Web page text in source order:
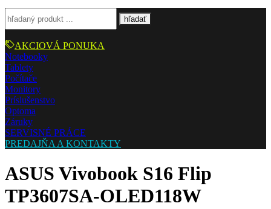
hľadať
AKCIOVÁ PONUKA
Notebooky
Tablety
Počítače
Monitory
Príslušenstvo
Optoma
Záruky
SERVISNÉ PRÁCE
PREDAJŇA A KONTAKTY
ASUS Vivobook S16 Flip
TP3607SA-OLED118W